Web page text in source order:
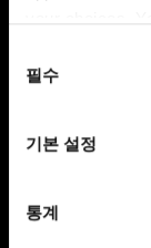
the Privacy
Collect
선택
필수
기본 설정
통계